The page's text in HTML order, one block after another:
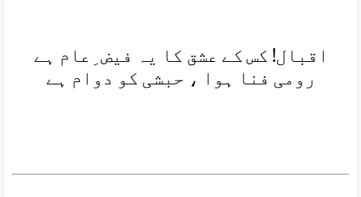
اقبال! کس کے عشق کا يہ فيض ِعام ہے
رومی فنا ہوا ، حبشی کو دوام ہے